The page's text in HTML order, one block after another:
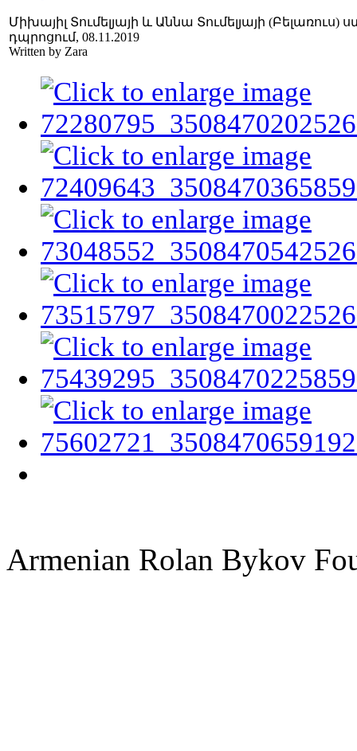
Միխայիլ Տումելյայի և Աննա Տումելյայի
դպրոցում, 08.11.2019
Written by Zara
Armenian Rolan Bykov